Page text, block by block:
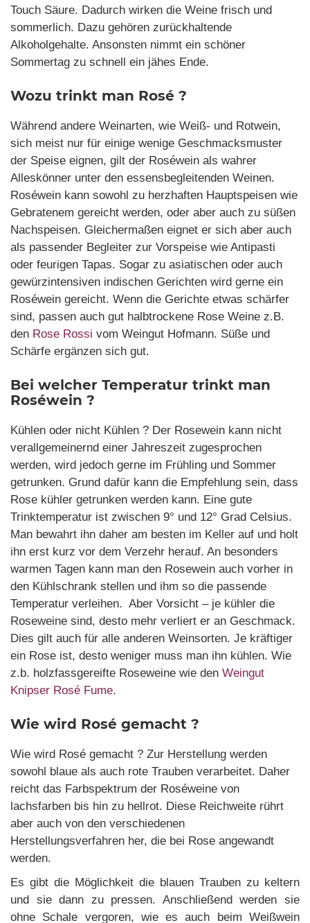
Touch Säure. Dadurch wirken die Weine frisch und
sommerlich. Dazu gehören zurückhaltende
Alkoholgehalte. Ansonsten nimmt ein schöner
Sommertag zu schnell ein jähes Ende.
Wozu trinkt man Rosé ?
Während andere Weinarten, wie Weiß- und Rotwein,
sich meist nur für einige wenige Geschmacksmuster
der Speise eignen, gilt der Roséwein als wahrer
Alleskönner unter den essensbegleitenden Weinen.
Roséwein kann sowohl zu herzhaften Hauptspeisen wie
Gebratenem gereicht werden, oder aber auch zu süßen
Nachspeisen. Gleichermaßen eignet er sich aber auch
als passender Begleiter zur Vorspeise wie Antipasti
oder feurigen Tapas. Sogar zu asiatischen oder auch
gewürzintensiven indischen Gerichten wird gerne ein
Roséwein gereicht. Wenn die Gerichte etwas schärfer
sind, passen auch gut halbtrockene Rose Weine z.B.
den Rose Rossi vom Weingut Hofmann. Süße und
Schärfe ergänzen sich gut.
Bei welcher Temperatur trinkt man
Roséwein ?
Kühlen oder nicht Kühlen ? Der Rosewein kann nicht
verallgemeinernd einer Jahreszeit zugesprochen
werden, wird jedoch gerne im Frühling und Sommer
getrunken. Grund dafür kann die Empfehlung sein, dass
Rose kühler getrunken werden kann. Eine gute
Trinktemperatur ist zwischen 9° und 12° Grad Celsius.
Man bewahrt ihn daher am besten im Keller auf und holt
ihn erst kurz vor dem Verzehr herauf. An besonders
warmen Tagen kann man den Rosewein auch vorher in
den Kühlschrank stellen und ihm so die passende
Temperatur verleihen. Aber Vorsicht – je kühler die
Roseweine sind, desto mehr verliert er an Geschmack.
Dies gilt auch für alle anderen Weinsorten. Je kräftiger
ein Rose ist, desto weniger muss man ihn kühlen. Wie
z.b. holzfassgereifte Roseweine wie den Weingut
Knipser Rosé Fume.
Wie wird Rosé gemacht ?
Wie wird Rosé gemacht ? Zur Herstellung werden
sowohl blaue als auch rote Trauben verarbeitet. Daher
reicht das Farbspektrum der Roséweine von
lachsfarben bis hin zu hellrot. Diese Reichweite rührt
aber auch von den verschiedenen
Herstellungsverfahren her, die bei Rose angewandt
werden.
Es gibt die Möglichkeit die blauen Trauben zu keltern
und sie dann zu pressen. Anschließend werden sie
ohne Schale vergoren, wie es auch beim Weißwein